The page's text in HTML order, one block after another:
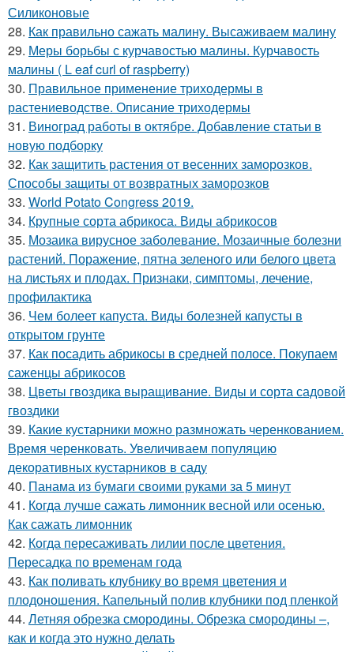
Силиконовые
28. Как правильно сажать малину. Высаживаем малину
29. Меры борьбы с курчавостью малины. Курчавость
малины ( L eaf curl of raspberry)
30. Правильное применение триходермы в
растениеводстве. Описание триходермы
31. Виноград работы в октябре. Добавление статьи в
новую подборку
32. Как защитить растения от весенних заморозков.
Способы защиты от возвратных заморозков
33. World Potato Congress 2019.
34. Крупные сорта абрикоса. Виды абрикосов
35. Мозаика вирусное заболевание. Мозаичные болезни
растений. Поражение, пятна зеленого или белого цвета
на листьях и плодах. Признаки, симптомы, лечение,
профилактика
36. Чем болеет капуста. Виды болезней капусты в
открытом грунте
37. Как посадить абрикосы в средней полосе. Покупаем
саженцы абрикосов
38. Цветы гвоздика выращивание. Виды и сорта садовой
гвоздики
39. Какие кустарники можно размножать черенкованием.
Время черенковать. Увеличиваем популяцию
декоративных кустарников в саду
40. Панама из бумаги своими руками за 5 минут
41. Когда лучше сажать лимонник весной или осенью.
Как сажать лимонник
42. Когда пересаживать лилии после цветения.
Пересадка по временам года
43. Как поливать клубнику во время цветения и
плодоношения. Капельный полив клубники под пленкой
44. Летняя обрезка смородины. Обрезка смородины –,
как и когда это нужно делать